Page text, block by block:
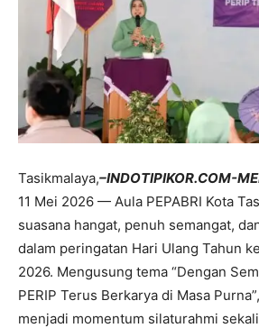
Tasikmalaya,–INDOTIPIKOR.COM-
11 Mei 2026 — Aula PEPABRI Kota
suasana hangat, penuh semangat,
dalam peringatan Hari Ulang Tahun
2026. Mengusung tema “Dengan
PERIP Terus Berkarya di Masa
menjadi momentum silaturahmi